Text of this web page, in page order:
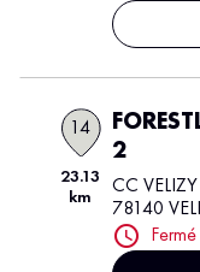
14
23.13
km
2
CC
78140